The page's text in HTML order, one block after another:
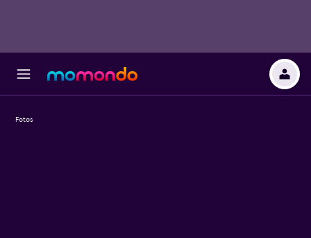
Fotos